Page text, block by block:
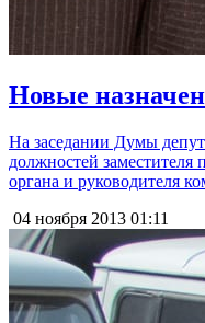
Новые
На заседании Думы
должностей заместителя
органа и руководителя
04 ноября 2013 01:11